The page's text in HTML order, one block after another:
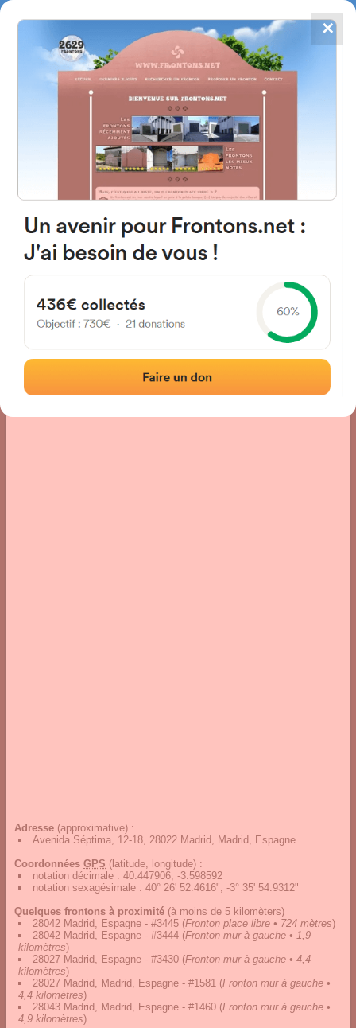
FRONTONS.NET
RECHERCHER UN FRONTON
PROPOSER UN FRONTON
4867
frontons
28022 Madrid, Madrid, Espagne
Photos Commentaires et avis
Adresse (approximative) :
Avenida Séptima, 12-18, 28022 Madrid, Madrid, Espagne
Coordonnées GPS (latitude, longitude) :
notation décimale : 40.447906, -3.598592
notation sexagésimale : 40° 26' 52.4616", -3° 35' 54.9312"
Quelques frontons à proximité (à moins de 5 kilomèters)
28042 Madrid, Espagne - #3445 (Fronton place libre • 724 mètres)
28042 Madrid, Espagne - #3444 (Fronton mur à gauche • 1,9
kilomètres)
28027 Madrid, Espagne - #3430 (Fronton mur à gauche • 4,4
kilomètres)
28027 Madrid, Madrid, Espagne - #1581 (Fronton mur à gauche •
4,4 kilomètres)
28043 Madrid, Madrid, Espagne - #1460 (Fronton mur à gauche •
4,9 kilomètres)
✕